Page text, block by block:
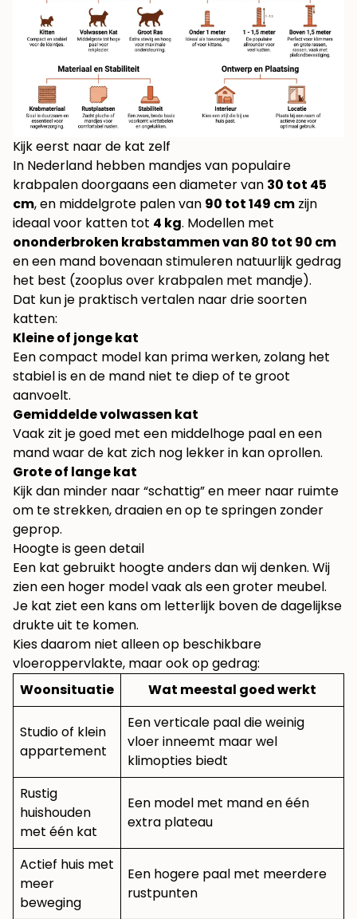
Kijk eerst naar de kat zelf
In Nederland hebben mandjes van populaire
krabpalen doorgaans een diameter van 30 tot 45
cm, en middelgrote palen van 90 tot 149 cm zijn
ideaal voor katten tot 4 kg. Modellen met
ononderbroken krabstammen van 80 tot 90 cm
en een mand bovenaan stimuleren natuurlijk gedrag
het best (zooplus over krabpalen met mandje).
Dat kun je praktisch vertalen naar drie soorten
katten:
Kleine of jonge kat
Een compact model kan prima werken, zolang het
stabiel is en de mand niet te diep of te groot
aanvoelt.
Gemiddelde volwassen kat
Vaak zit je goed met een middelhoge paal en een
mand waar de kat zich nog lekker in kan oprollen.
Grote of lange kat
Kijk dan minder naar “schattig” en meer naar ruimte
om te strekken, draaien en op te springen zonder
geprop.
Hoogte is geen detail
Een kat gebruikt hoogte anders dan wij denken. Wij
zien een hoger model vaak als een groter meubel.
Je kat ziet een kans om letterlijk boven de dagelijkse
drukte uit te komen.
Kies daarom niet alleen op beschikbare
vloeroppervlakte, maar ook op gedrag:
Woonsituatie
Wat meestal goed werkt
Studio of klein
appartement
Een verticale paal die weinig
vloer inneemt maar wel
klimopties biedt
Rustig
huishouden
met één kat
Een model met mand en één
extra plateau
Actief huis met
meer
beweging
Een hogere paal met meerdere
rustpunten